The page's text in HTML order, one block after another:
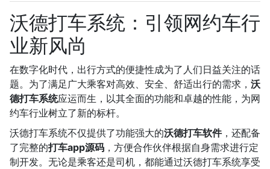
沃德打车系统：引领网约车行
业新风尚
在数字化时代，出行方式的便捷性成为了人们日益关注的话
题。为了满足广大乘客对高效、安全、舒适出行的需求， 沃
德打车系统应运而生，以其全面的功能和卓越的性能，为网
约车行业树立了新的标杆。
沃德打车系统不仅提供了功能强大的沃德打车软件，还配备
了完整的打车app源码 ，方便合作伙伴根据自身需求进行定
制开发。无论是乘客还是司机，都能通过沃德打车系统享受